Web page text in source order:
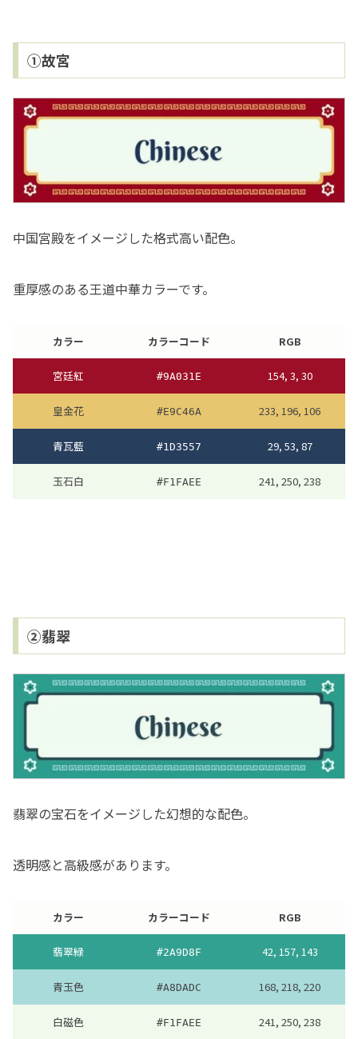
①故宮
中国宮殿をイメージした格式高い配色。
重厚感のある王道中華カラーです。
カラー カラーコード RGB
宮廷紅 #9A031E 154, 3, 30
皇金花 #E9C46A 233, 196, 106
青瓦藍 #1D3557 29, 53, 87
玉石白 #F1FAEE 241, 250, 238
②翡翠
翡翠の宝石をイメージした幻想的な配色。
透明感と高級感があります。
カラー カラーコード RGB
翡翠緑 #2A9D8F 42, 157, 143
青玉色 #A8DADC 168, 218, 220
白磁色 #F1FAEE 241, 250, 238